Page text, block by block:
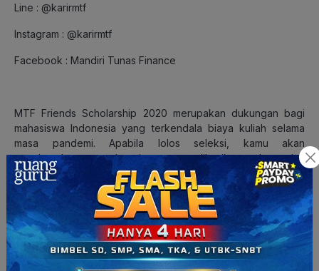
Line : @karirmtf
Instagram : @karirmtf
Facebook : Mandiri Tunas Finance
MTF Friends Scholarship 2020 merupakan dukungan bagi
mahasiswa Indonesia yang terkendala biaya kuliah selama
masa pandemi. Apabila lolos seleksi, kamu akan
mendapatkan uang beasiswa yang diberikan selama dua
semester. Pendaftaran MTF Friends Scholarship dapat
dilakukan secara onlinemelaluiFormulir Pendaftaran.
Jadi, kamu termasuk yang cocok dengan persyaratan MTF
Friends Scholarshipnggak nih? Kalau merasa cocok langsung
persiapkan berkas yang diperlukan ya, karena
pendaftarannya hanya sampai tanggal 7 Desember 2020.